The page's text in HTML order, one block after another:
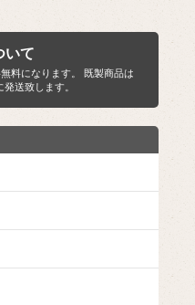
いて
料になります。 既製商品は
発送致します。